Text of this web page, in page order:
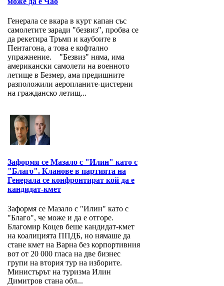
Генерала се вкара в курт капан със
самолетите заради "безвиз", пробва се
да рекетира Тръмп и каубоите в
Пентагона, а това е кофтално
упражнение. "Безвиз" няма, има
американски самолети на военното
летище в Безмер, ама предишните
разположили аеропланите-цистерни
на гражданско летищ...
Заформя се Мазало с "Илин" като с
"Благо". Кланове в партията на
Генерала се конфронтират кой да е
кандидат-кмет
Заформя се Мазало с "Илин" като с
"Благо", че може и да е отгоре.
Благомир Коцев беше кандидат-кмет
на коалицията ППДБ, но нямаше да
стане кмет на Варна без корпортивния
вот от 20 000 гласа на две бизнес
групи на втория тур на изборите.
Министърът на туризма Илин
Димитров стана обл...